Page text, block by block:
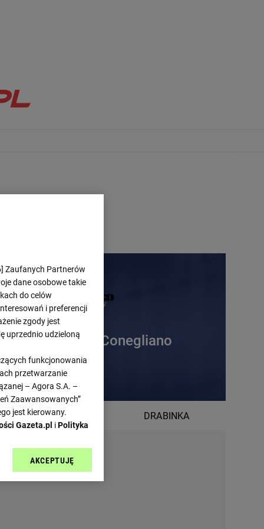
Imoco Volley Conegliano
TABELA DRABINKA
] Zaufanych Partnerów
dane osobowe takie
do celów
i preferencji
zgody jest
uprzednio udzieloną
funkcjonowania
przetwarzanie
– Agora S.A. –
Zaawansowanych”
jest kierowany.
Gazeta.pl iPolityka
sp. z o.o., jej
AKCEPTUJĘ